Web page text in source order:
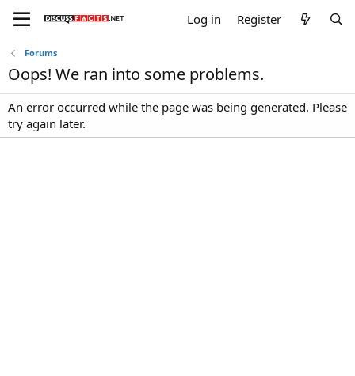
Log in Register
Forums
Oops! We ran into some problems.
An error occurred while the page was being generated. Please
try again later.